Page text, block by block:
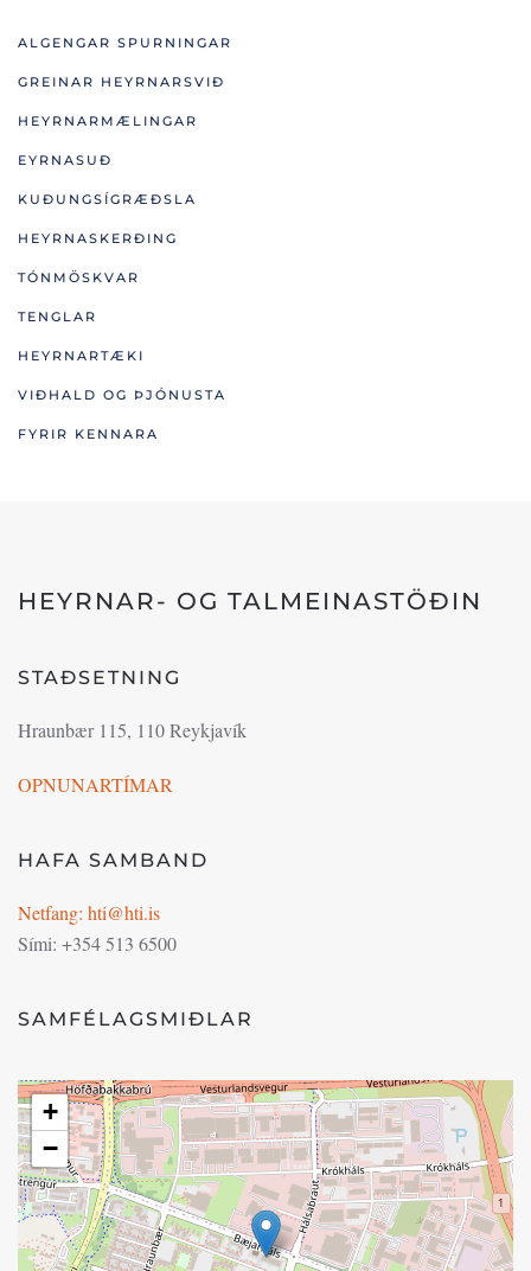
ALGENGAR SPURNINGAR
GREINAR HEYRNARSVIÐ
HEYRNARMÆLINGAR
EYRNASUÐ
KUÐUNGSÍGRÆÐSLA
HEYRNASKERÐING
TÓNMÖSKVAR
TENGLAR
HEYRNARTÆKI
VIÐHALD OG ÞJÓNUSTA
FYRIR KENNARA
HEYRNAR- OG TALMEINASTÖÐIN
STAÐSETNING
Hraunbær 115, 110 Reykjavík
OPNUNARTÍMAR
HAFA SAMBAND
Netfang: hti@hti.is
Sími: +354 513 6500
SAMFÉLAGSMIÐLAR
+
−